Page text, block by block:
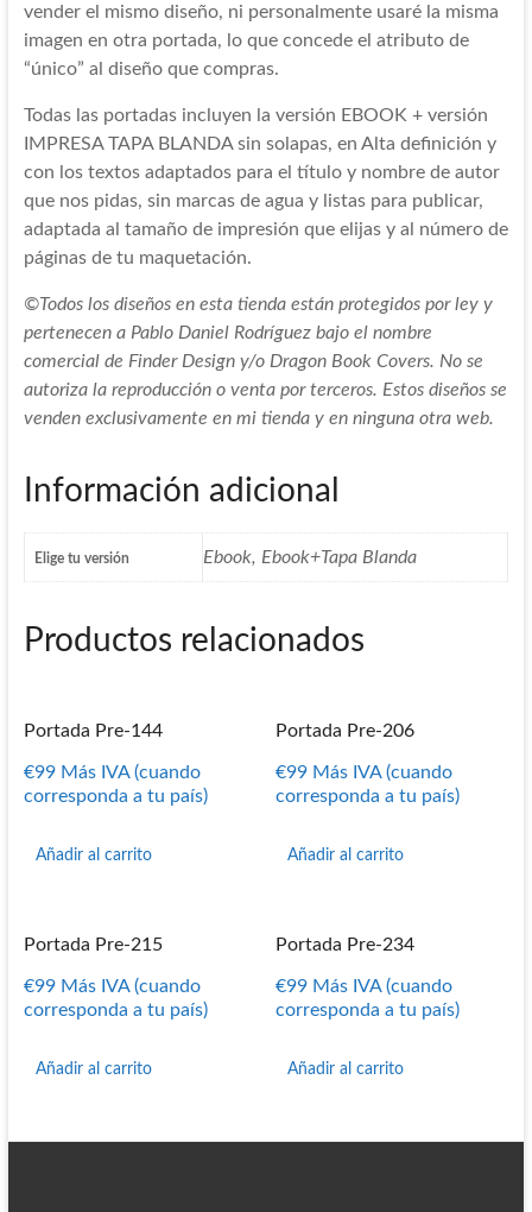
vender el mismo diseño, ni personalmente usaré la misma
imagen en otra portada, lo que concede el atributo de
“único” al diseño que compras.
Todas las portadas incluyen la versión EBOOK + versión
IMPRESA TAPA BLANDA sin solapas, en Alta definición y
con los textos adaptados para el título y nombre de autor
que nos pidas, sin marcas de agua y listas para publicar,
adaptada al tamaño de impresión que elijas y al número de
páginas de tu maquetación.
©Todos los diseños en esta tienda están protegidos por ley y
pertenecen a Pablo Daniel Rodríguez bajo el nombre
comercial de Finder Design y/o Dragon Book Covers. No se
autoriza la reproducción o venta por terceros. Estos diseños se
venden exclusivamente en mi tienda y en ninguna otra web.
Información adicional
Elige tu versión Ebook, Ebook+Tapa Blanda
Productos relacionados
Portada Pre-144
€99 Más IVA (cuando
corresponda a tu país)
Añadir al carrito
Portada Pre-206
€99 Más IVA (cuando
corresponda a tu país)
Añadir al carrito
Portada Pre-215
€99 Más IVA (cuando
corresponda a tu país)
Añadir al carrito
Portada Pre-234
€99 Más IVA (cuando
corresponda a tu país)
Añadir al carrito